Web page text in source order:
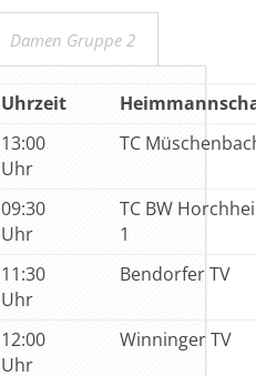
Damen Gruppe 2
Uhrzeit
13:00
Uhr
TC
09:30
Uhr
TC BW
1
11:30
Uhr
Bendorfer TV
12:00
Uhr
Winninger TV